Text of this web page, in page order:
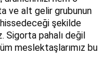
ve alt gelir grubunun
şekilde
Sigorta pahalı değil
meslektaşlarımız bu